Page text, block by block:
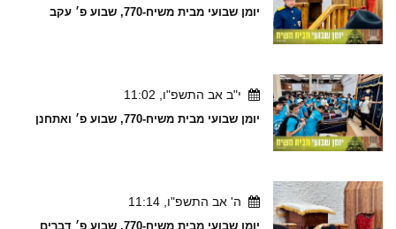
יומן שבועי מבית משיח-770, שבוע פ׳ עקב
י"ב אב התשפ"ו, 11:02
יומן שבועי מבית משיח-770, שבוע פ׳ ואתחנן
ה' אב התשפ"ו, 11:14
יומן שבועי מבית משיח-770, שבוע פ׳ דברים